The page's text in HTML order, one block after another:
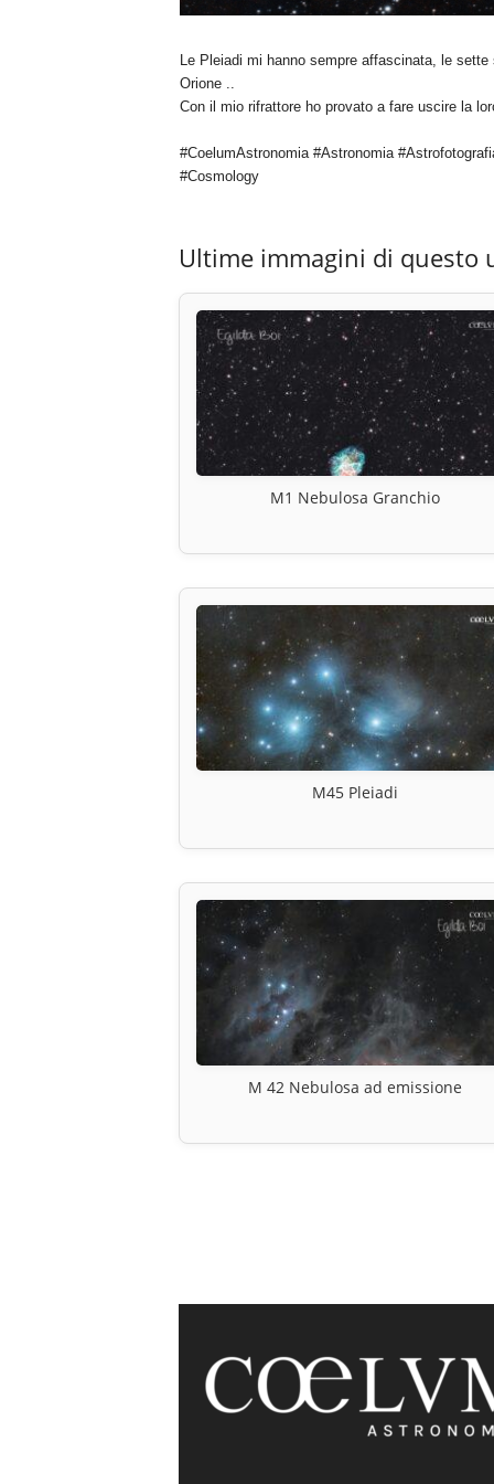
Le Pleiadi mi hanno sempre affascinata, le
Orione ..
Con il mio rifrattore ho provato a fare uscire la
#CoelumAstronomia #Astronomia
#Cosmology
Ultime immagini di questo
M1 Nebulosa Granchio
M45 Pleiadi
M 42 Nebulosa ad emissione